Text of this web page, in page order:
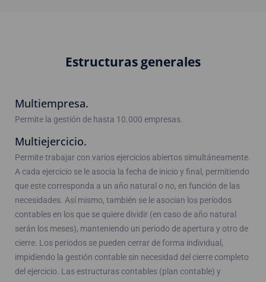
Estructuras generales
Multiempresa.
Permite la gestión de hasta 10.000 empresas.
Multiejercicio.
Permite trabajar con varios ejercicios abiertos simultáneamente.
A cada ejercicio se le asocia la fecha de inicio y final, permitiendo
que este corresponda a un año natural o no, en función de las
necesidades. Así mismo, también se le asocian los períodos
contables en los que se quiere dividir (en caso de año natural
serán los meses), manteniendo un periodo de apertura y otro de
cierre. Los periodos se pueden cerrar de forma individual,
impidiendo la gestión contable sin necesidad del cierre completo
del ejercicio. Las estructuras contables (plan contable) y